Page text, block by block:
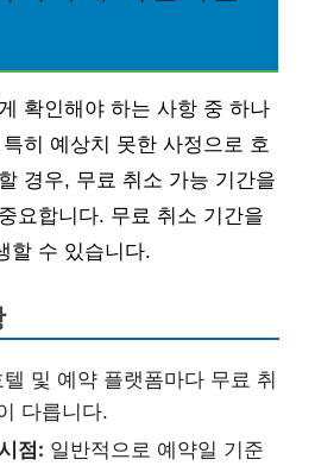
확인해야 하는 사항 중 하나
히 예상치 못한 사정으로 호
경우, 무료 취소 가능 기간을
요합니다. 무료 취소 기간을
할 수 있습니다.
텔 및 예약 플랫폼마다 무료 취
다릅니다.
점: 일반적으로 예약일 기준